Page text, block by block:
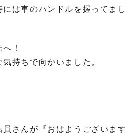
は車のハンドルを握ってま
！
持ちで向かいました。
さんが『おはようございま